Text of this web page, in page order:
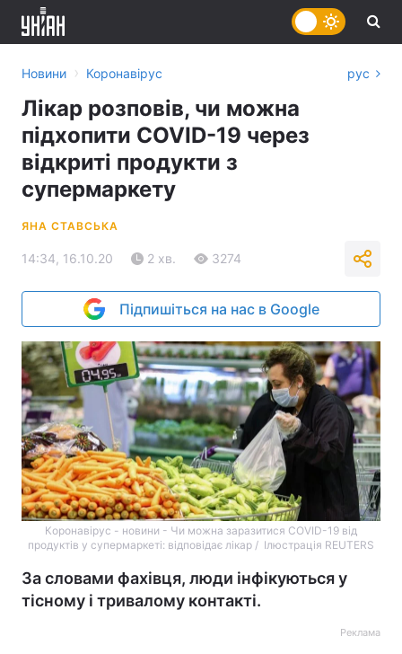
Новини › Коронавірус рус
Лікар розповів, чи можна
підхопити COVID-19 через
відкриті продукти з
супермаркету
ЯНА СТАВСЬКА
14:34, 16.10.20 2 хв. 3274
Підпишіться на нас в Google
Коронавірус - новини - Чи можна заразитися COVID-19 від
продуктів у супермаркеті: відповідає лікар / Ілюстрація REUTERS
За словами фахівця, люди інфікуються у
тісному і тривалому контакті.
Реклама